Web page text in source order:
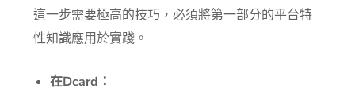
這一步需要極高的技巧，必須將第一部分的平台特
性知識應用於實踐。
在Dcard：